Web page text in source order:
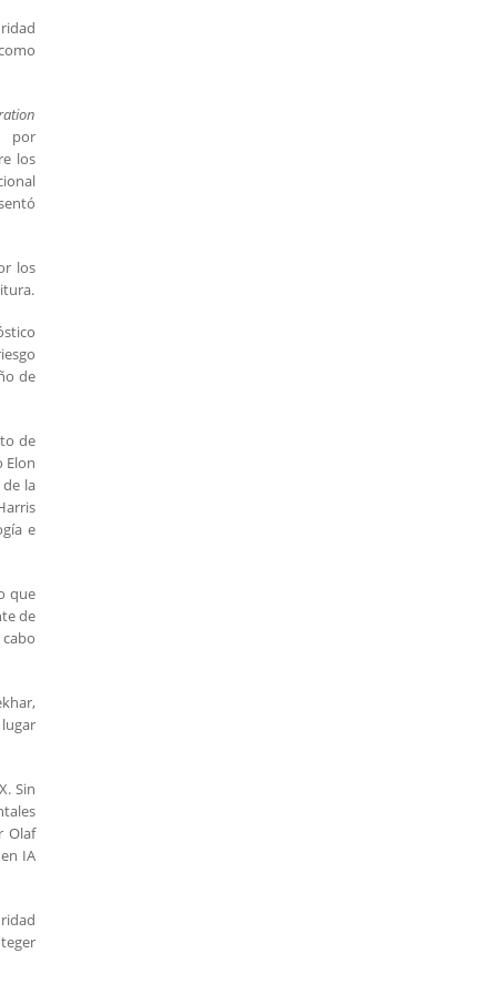
por
los
los
de
de
Elon
la
e
que
de
Sin
Olaf
IA